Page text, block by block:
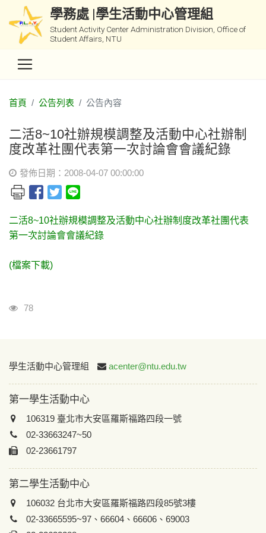
學務處 |學生活動中心管理組
Student Activity Center Administration Division, Office of
Student Affairs, NTU
首頁 公告列表 公告內容
二活8~10社辦規模調整及活動中心社辦制
度改革社團代表第一次討論會會議紀錄
發佈日期：2008-04-07 00:00:00
二活8~10社辦規模調整及活動中心社辦制度改革社團代表
第一次討論會會議紀錄
(檔案下載)
瀏覽人次
78
:::
學生活動中心管理組 acenter@ntu.edu.tw
第一學生活動中心
106319 臺北市大安區羅斯福路四段一號
02-33663247~50
02-23661797
第二學生活動中心
106032 台北市大安區羅斯福路四段85號3樓
02-33665595~97、66604、66606、69003